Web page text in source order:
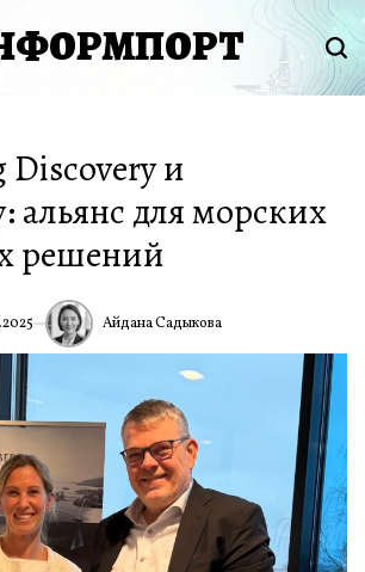
Discovery и
альянс для морских
решений
ИА Айдана Садыкова